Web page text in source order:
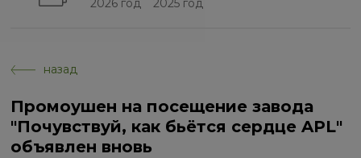
2026 год 2025 год
назад
Промоушен на посещение завода
"Почувствуй, как бьётся сердце APL"
объявлен вновь